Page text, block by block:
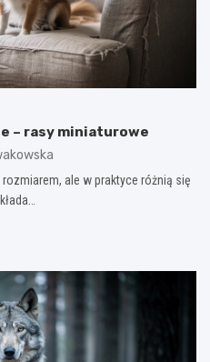
– rasy miniaturowe
ale w praktyce różnią się